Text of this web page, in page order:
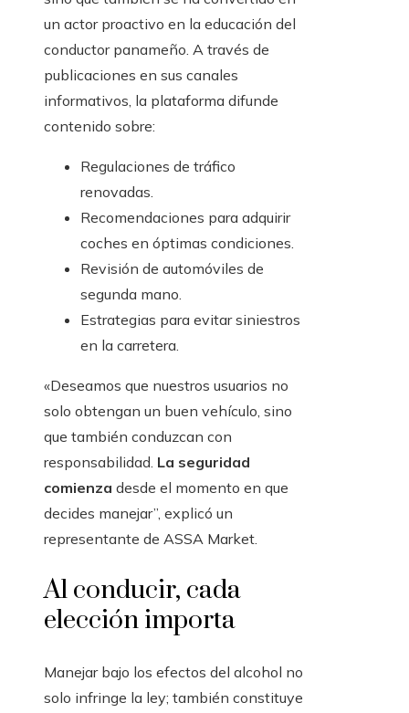
un actor proactivo en la educación del
conductor panameño. A través de
publicaciones en sus canales
informativos, la plataforma difunde
contenido sobre:
Regulaciones de tráfico
renovadas.
Recomendaciones para adquirir
coches en óptimas condiciones.
Revisión de automóviles de
segunda mano.
Estrategias para evitar siniestros
en la carretera.
«Deseamos que nuestros usuarios no
solo obtengan un buen vehículo, sino
que también conduzcan con
responsabilidad. La seguridad
comienza desde el momento en que
decides manejar”, explicó un
representante de ASSA Market.
Al conducir, cada
elección importa
Manejar bajo los efectos del alcohol no
solo infringe la ley; también constituye